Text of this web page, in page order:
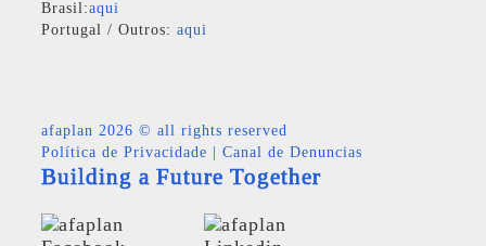
Brasil:aqui
Portugal / Outros: aqui
afaplan 2026 © all rights reserved
Política de Privacidade
Canal de Denuncias
Building a Future Together